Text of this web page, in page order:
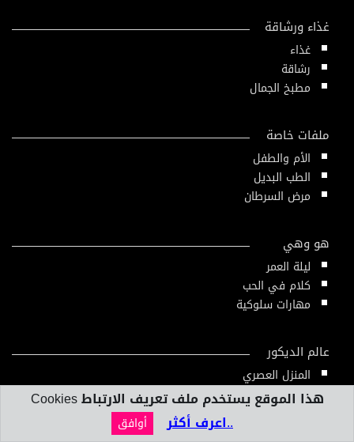
غذاء ورشاقة
غذاء
رشاقة
مطبخ الجمال
ملفات خاصة
الأم والطفل
الطب البديل
مرض السرطان
هو وهي
ليلة العمر
كلام في الحب
مهارات سلوكية
عالم الديكور
المنزل العصري
تصميم داخلي
هذا الموقع يستخدم ملف تعريف الارتباط Cookies
..اعرف أكثر
أوافق